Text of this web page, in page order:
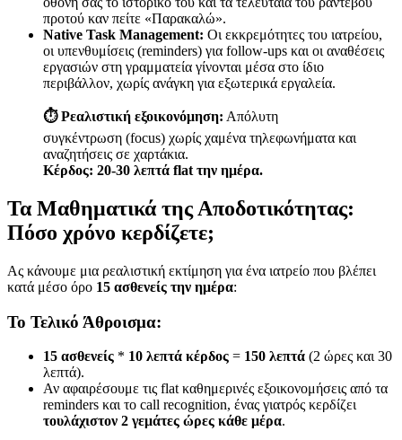
προτού καν πείτε «Παρακαλώ».
Native Task Management: Οι εκκρεμότητες του ιατρείου,
οι υπενθυμίσεις (reminders) για follow-ups και οι αναθέσεις
εργασιών στη γραμματεία γίνονται μέσα στο ίδιο
περιβάλλον, χωρίς ανάγκη για εξωτερικά εργαλεία.
⏱️ Ρεαλιστική εξοικονόμηση: Απόλυτη
συγκέντρωση (focus) χωρίς χαμένα τηλεφωνήματα και
αναζητήσεις σε χαρτάκια.
Κέρδος: 20-30 λεπτά flat την ημέρα.
Τα Μαθηματικά της Αποδοτικότητας:
Πόσο χρόνο κερδίζετε;
Ας κάνουμε μια ρεαλιστική εκτίμηση για ένα ιατρείο που βλέπει
κατά μέσο όρο 15 ασθενείς την ημέρα:
Το Τελικό Άθροισμα:
15 ασθενείς * 10 λεπτά κέρδος = 150 λεπτά (2 ώρες και 30
λεπτά).
Αν αφαιρέσουμε τις flat καθημερινές εξοικονομήσεις από τα
reminders και το call recognition, ένας γιατρός κερδίζει
τουλάχιστον 2 γεμάτες ώρες κάθε μέρα.